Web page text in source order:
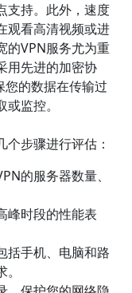
支持。此外，速度
观看高清视频或进
的VPN服务尤为重
用先进的加密协
的数据在传输过
监控。
步骤进行评估：
的服务器数量、
峰时段的性能表
括手机、电脑和路